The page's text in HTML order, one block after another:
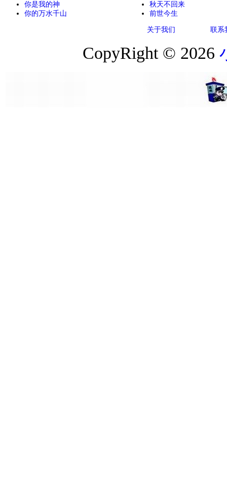
你是我的神
你的万水千山
秋天不回来
前世今生
关于我们 联系
CopyRight © 2026